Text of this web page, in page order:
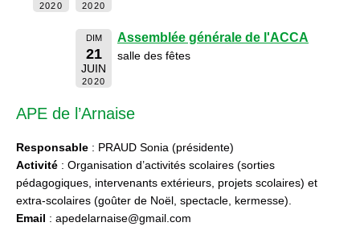
2020 2020
DIM
21
JUIN
2020
Assemblée générale de l'ACCA
salle des fêtes
APE de l’Arnaise
Responsable : PRAUD Sonia (présidente)
Activité : Organisation d’activités scolaires (sorties
pédagogiques, intervenants extérieurs, projets scolaires) et
extra-scolaires (goûter de Noël, spectacle, kermesse).
Email : apedelarnaise@gmail.com